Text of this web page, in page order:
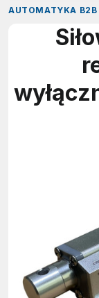
AUTOMATYKA B2B